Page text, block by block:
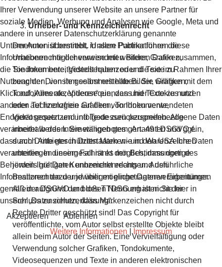
Urheber- und Kennzeichenrecht
Der Autor ist bestrebt, in allen Publikationen die
Urheberrechte der verwendeten Bilder, Grafiken,
Tondokumente, Videosequenzen und Texte zu
beachten, von ihm selbst erstellte Bilder, Grafiken,
Tondokumente, Videosequenzen und Texte zu nutzen
oder auf lizenzfreie Grafiken, Tondokumente,
Videosequenzen und Texte zurückzugreifen. Alle
innerhalb des Internetangebotes genannten und ggf.
durch Dritte geschützten Marken- und Warenzeichen
unterliegen uneingeschränkt den Bestimmungen des
jeweils gültigen Kennzeichenrechts und den
Besitzrechten der jeweiligen eingetragenen Eigentümer.
Allein aufgrund der bloßen Nennung ist nicht der
Schluss zu ziehen, dass Markenzeichen nicht durch
Rechte Dritter geschützt sind! Das Copyright für
veröffentlichte, vom Autor selbst erstellte Objekte bleibt
allein beim Autor der Seiten. Eine Vervielfältigung oder
Verwendung solcher Grafiken, Tondokumente,
Videosequenzen und Texte in anderen elektronischen
Ihrer Verwendung unserer Website an unsere Partner für
soziale Medien, Werbung und Analysen wie Google, Meta und
andere in unserer Datenschutzerklärung genannte
Unternehmen übermittelt. Unsere Partner führen diese
Informationen möglicherweise mit weiteren Daten zusammen,
die Sie ihnen bereitgestellt haben oder die sie im Rahmen Ihrer
Nutzung der Dienste gesammelt haben. Sie willigen mit dem
Klick auf „Alles akzeptieren“ ein, dass hier Cookies und
anderen Technologien auf dem von Ihnen verwendeten
Endgerät gesetzt und infolgedessen personenbezogene Daten
verarbeitet werden. Sie willigen gem. Art. 49 I DSGVO ein,
dass auch Anbieter in Drittstaaten wie in den USA Ihre Daten
verarbeiten. In diesem Fall ist es möglich, dass dortige
Behörden Ihre Daten unbemerkt erlangen. Ausführliche
Informationen dazu und über mögliche Datenverarbeitungen
gemäß der DSGVO und des TTDSG erhalten Sie hier in
unserer „Datenschutzerklärung“.
Akzeptieren
Ablehnen
Weitere Informationen | Impressum